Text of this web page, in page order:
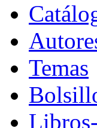
Temas